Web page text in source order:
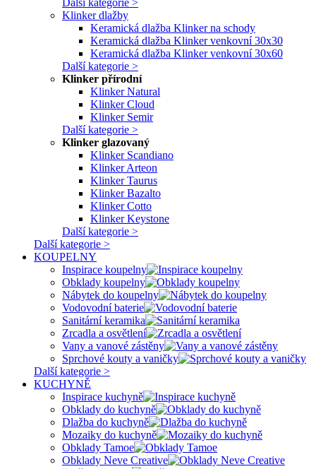
Další kategorie >
Klinker dlažby
Keramická dlažba Klinker na schody
Keramická dlažba Klinker venkovní 30x30
Keramická dlažba Klinker venkovní 30x60
Další kategorie >
Klinker přírodní
Klinker Natural
Klinker Cloud
Klinker Semir
Další kategorie >
Klinker glazovaný
Klinker Scandiano
Klinker Arteon
Klinker Taurus
Klinker Bazalto
Klinker Cotto
Klinker Keystone
Další kategorie >
Další kategorie >
KOUPELNY
Inspirace koupelny
Obklady koupelny
Nábytek do koupelny
Vodovodní baterie
Sanitární keramika
Zrcadla a osvětlení
Vany a vanové zástěny
Sprchové kouty a vaničky
Další kategorie >
KUCHYNĚ
Inspirace kuchyně
Obklady do kuchyně
Dlažba do kuchyně
Mozaiky do kuchyně
Obklady Tamoe
Obklady Neve Creative